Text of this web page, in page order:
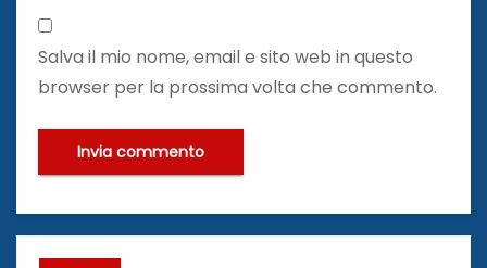
Salva il mio nome, email e sito web in questo
browser per la prossima volta che commento.